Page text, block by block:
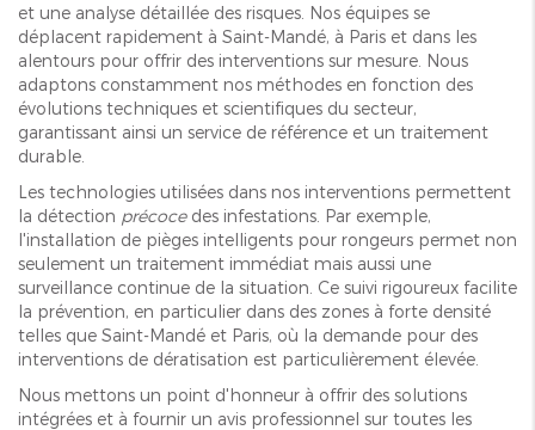
et une analyse détaillée des risques. Nos équipes se
déplacent rapidement à Saint-Mandé, à Paris et dans les
alentours pour offrir des interventions sur mesure. Nous
adaptons constamment nos méthodes en fonction des
évolutions techniques et scientifiques du secteur,
garantissant ainsi un service de référence et un traitement
durable.
Les technologies utilisées dans nos interventions permettent
la détection précocedes infestations. Par exemple,
l'installation de pièges intelligents pour rongeurs permet non
seulement un traitement immédiat mais aussi une
surveillance continue de la situation. Ce suivi rigoureux facilite
la prévention, en particulier dans des zones à forte densité
telles que Saint-Mandé et Paris, où la demande pour des
interventions de dératisation est particulièrement élevée.
Nous mettons un point d'honneur à offrir des solutions
intégrées et à fournir un avis professionnel sur toutes les